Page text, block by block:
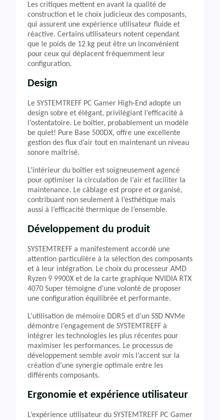
Les critiques mettent en avant la qualité de
construction et le choix judicieux des composants,
qui assurent une expérience utilisateur fluide et
réactive. Certains utilisateurs notent cependant
que le poids de 12 kg peut être un inconvénient
pour ceux qui déplacent fréquemment leur
configuration.
Design
Le SYSTEMTREFF PC Gamer High-End adopte un
design sobre et élégant, privilégiant l’efficacité à
l’ostentatoire. Le boîtier, probablement un modèle
be quiet! Pure Base 500DX, offre une excellente
gestion des flux d’air tout en maintenant un niveau
sonore maîtrisé.
L’intérieur du boîtier est soigneusement agencé
pour optimiser la circulation de l’air et faciliter la
maintenance. Le câblage est propre et organisé,
contribuant non seulement à l’esthétique mais
aussi à l’efficacité thermique de l’ensemble.
Développement du produit
SYSTEMTREFF a manifestement accordé une
attention particulière à la sélection des composants
et à leur intégration. Le choix du processeur AMD
Ryzen 9 9900X et de la carte graphique NVIDIA RTX
4070 Super témoigne d’une volonté de proposer
une configuration équilibrée et performante.
L’utilisation de mémoire DDR5 et d’un SSD NVMe
démontre l’engagement de SYSTEMTREFF à
intégrer les technologies les plus récentes pour
maximiser les performances. Le processus de
développement semble avoir mis l’accent sur la
création d’une synergie optimale entre les
différents composants.
Ergonomie et expérience utilisateur
L’expérience utilisateur du SYSTEMTREFF PC Gamer